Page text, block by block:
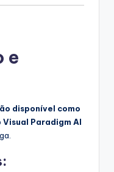
e
disponível como
Visual Paradigm AI
: